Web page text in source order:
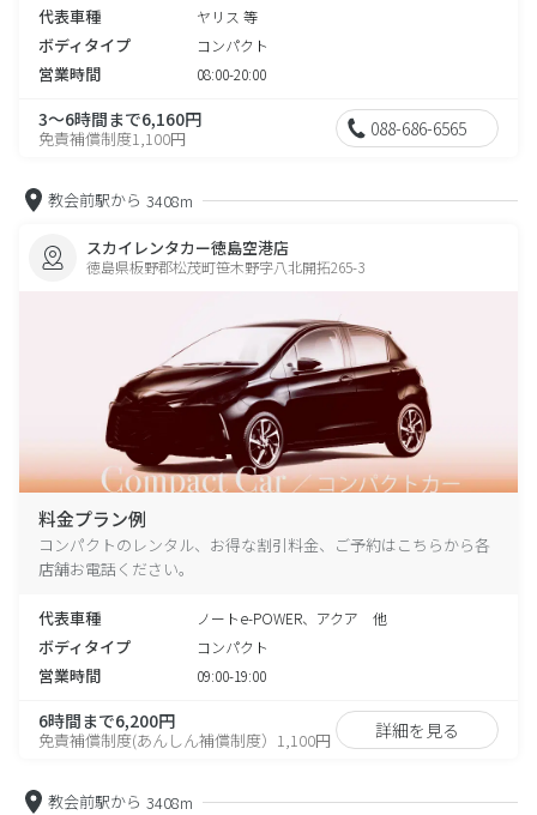
代表車種 ヤリス 等
ボディタイプ コンパクト
営業時間 08:00-20:00
3～6時間まで6,160円
免責補償制度1,100円 088-686-6565
教会前駅から 3408m
スカイレンタカー徳島空港店
徳島県板野郡松茂町笹木野字八北開拓265-3
料金プラン例
コンパクトのレンタル、お得な割引料金、ご予約はこちらから各
店舗お電話ください。
代表車種 ノートe-POWER、アクア 他
ボディタイプ コンパクト
営業時間 09:00-19:00
6時間まで6,200円
免責補償制度(あんしん補償制度）1,100円 詳細を見る
教会前駅から 3408m